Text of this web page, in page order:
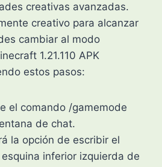
creativas avanzadas.
creativo para alcanzar
cambiar al modo
1.21.110 APK
estos pasos:
el comando /gamemode
de chat.
la opción de escribir el
inferior izquierda de